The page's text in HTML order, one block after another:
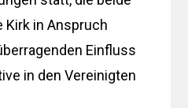
Kirk in Anspruch
Einfluss
in den Vereinigten